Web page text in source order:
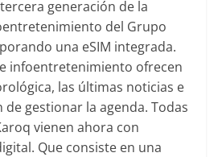
generación de la
del Grupo
una eSIM integrada.
infoentretenimiento ofrecen
las últimas noticias e
gestionar la agenda. Todas
vienen ahora con
Que consiste en una